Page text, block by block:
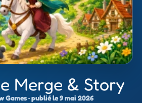
Merge & Story
Games · publié le 9 mai 2026